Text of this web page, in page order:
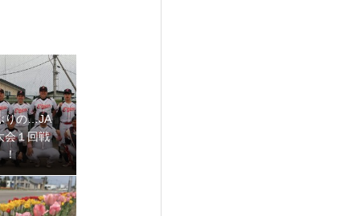
りの…JA
会１回戦
！